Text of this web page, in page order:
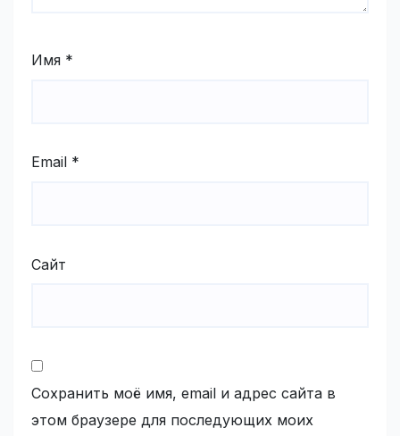
Имя *
Email *
Сайт
Сохранить моё имя, email и адрес сайта в
этом браузере для последующих моих